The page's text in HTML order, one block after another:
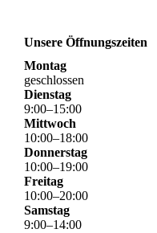
Unsere Öffnungszeiten
Montag
geschlossen
Dienstag
9:00–15:00
Mittwoch
10:00–18:00
Donnerstag
10:00–19:00
Freitag
10:00–20:00
Samstag
9:00–14:00